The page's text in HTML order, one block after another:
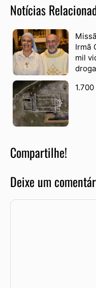
Notícias
Irmã
mil
Compartilhe!
Deixe um
Comentário